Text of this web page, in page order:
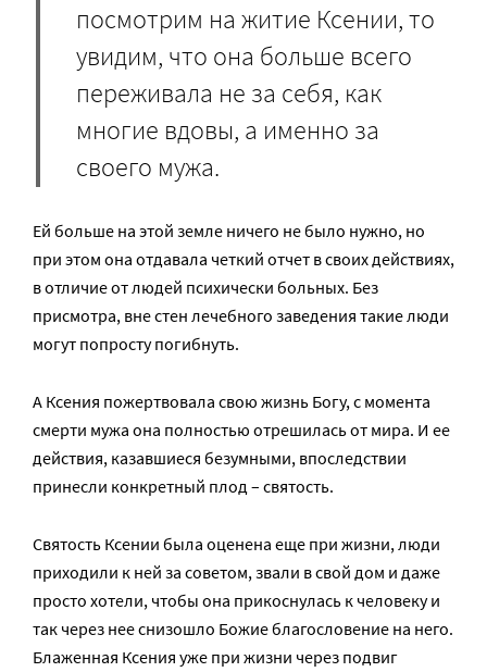
посмотрим на житие Ксении, то
увидим, что она больше всего
переживала не за себя, как
многие вдовы, а именно за
своего мужа.
Ей больше на этой земле ничего не было нужно, но
при этом она отдавала четкий отчет в своих действиях,
в отличие от людей психически больных. Без
присмотра, вне стен лечебного заведения такие люди
могут попросту погибнуть.
А Ксения пожертвовала свою жизнь Богу, с момента
смерти мужа она полностью отрешилась от мира. И ее
действия, казавшиеся безумными, впоследствии
принесли конкретный плод – святость.
Святость Ксении была оценена еще при жизни, люди
приходили к ней за советом, звали в свой дом и даже
просто хотели, чтобы она прикоснулась к человеку и
так через нее снизошло Божие благословение на него.
Блаженная Ксения уже при жизни через подвиг